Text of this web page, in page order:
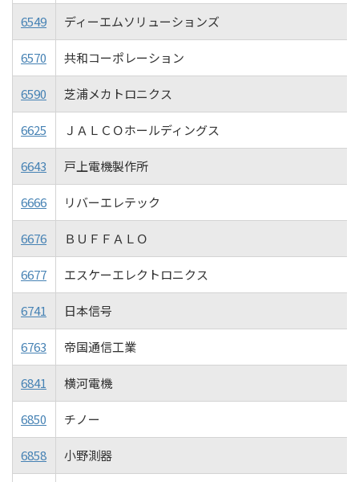
6549 ディーエムソリューションズ
6570 共和コーポレーション
6590 芝浦メカトロニクス
6625 ＪＡＬＣＯホールディングス
6643 戸上電機製作所
6666 リバーエレテック
6676 ＢＵＦＦＡＬＯ
6677 エスケーエレクトロニクス
6741 日本信号
6763 帝国通信工業
6841 横河電機
6850 チノー
6858 小野測器